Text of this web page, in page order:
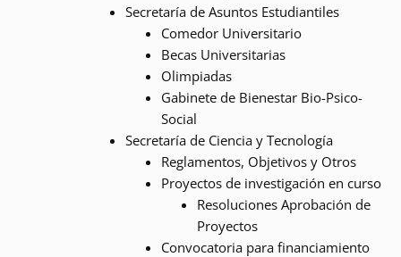
Secretaría de Asuntos Estudiantiles
Comedor Universitario
Becas Universitarias
Olimpiadas
Gabinete de Bienestar Bio-Psico-
Social
Secretaría de Ciencia y Tecnología
Reglamentos, Objetivos y Otros
Proyectos de investigación en curso
Resoluciones Aprobación de
Proyectos
Convocatoria para financiamiento